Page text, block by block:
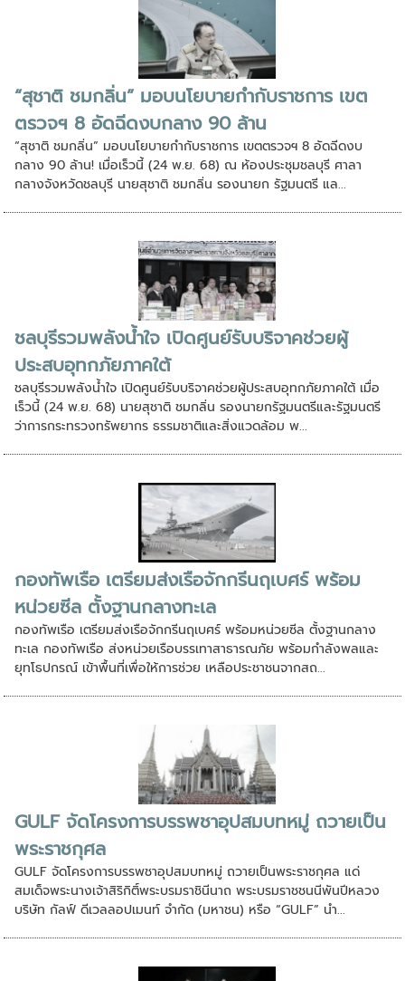
“สุชาติ ชมกลิ่น” มอบนโยบายกำกับราชการ เขต
ตรวจฯ 8 อัดฉีดงบกลาง 90 ล้าน
“สุชาติ ชมกลิ่น” มอบนโยบายกำกับราชการ เขตตรวจฯ 8 อัดฉีดงบ
กลาง 90 ล้าน! เมื่อเร็วนี้ (24 พ.ย. 68) ณ ห้องประชุมชลบุรี ศาลา
กลางจังหวัดชลบุรี นายสุชาติ ชมกลิ่น รองนายก รัฐมนตรี แล...
ชลบุรีรวมพลังน้ำใจ เปิดศูนย์รับบริจาคช่วยผู้
ประสบอุทกภัยภาคใต้
ชลบุรีรวมพลังน้ำใจ เปิดศูนย์รับบริจาคช่วยผู้ประสบอุทกภัยภาคใต้ เมื่อ
เร็วนี้ (24 พ.ย. 68) นายสุชาติ ชมกลิ่น รองนายกรัฐมนตรีและรัฐมนตรี
ว่าการกระทรวงทรัพยากร ธรรมชาติและสิ่งแวดล้อม พ...
กองทัพเรือ เตรียมส่งเรือจักกรีนฤเบศร์ พร้อม
หน่วยซีล ตั้งฐานกลางทะเล
กองทัพเรือ เตรียมส่งเรือจักกรีนฤเบศร์ พร้อมหน่วยซีล ตั้งฐานกลาง
ทะเล กองทัพเรือ ส่งหน่วยเรือบรรเทาสาธารณภัย พร้อมกำลังพลและ
ยุทโธปกรณ์ เข้าพื้นที่เพื่อให้การช่วย เหลือประชาชนจากสถ...
GULF จัดโครงการบรรพชาอุปสมบทหมู่ ถวายเป็น
พระราชกุศล
GULF จัดโครงการบรรพชาอุปสมบทหมู่ ถวายเป็นพระราชกุศล แด่
สมเด็จพระนางเจ้าสิริกิติ์พระบรมราชินีนาถ พระบรมราชชนนีพันปีหลวง
บริษัท กัลฟ์ ดีเวลลอปเมนท์ จำกัด (มหาชน) หรือ “GULF” นำ...